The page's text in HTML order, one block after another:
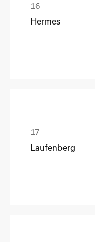
Hermes
Laufenberg